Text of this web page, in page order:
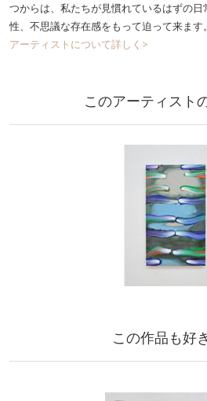
つからは、私たちが見慣れているはずの
性、不思議な存在感をもって迫って来ます。
アーティストについて詳しく>
このアーティスト
この作品も好